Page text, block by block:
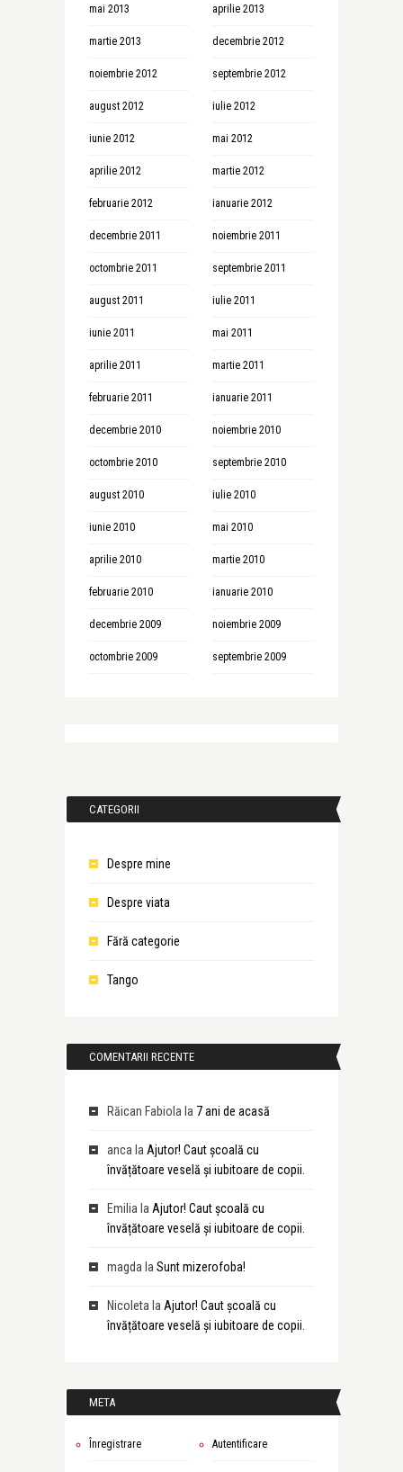
mai 2013 aprilie 2013
martie 2013 decembrie 2012
noiembrie 2012 septembrie 2012
august 2012 iulie 2012
iunie 2012 mai 2012
aprilie 2012 martie 2012
februarie 2012 ianuarie 2012
decembrie 2011 noiembrie 2011
octombrie 2011 septembrie 2011
august 2011 iulie 2011
iunie 2011 mai 2011
aprilie 2011 martie 2011
februarie 2011 ianuarie 2011
decembrie 2010 noiembrie 2010
octombrie 2010 septembrie 2010
august 2010 iulie 2010
iunie 2010 mai 2010
aprilie 2010 martie 2010
februarie 2010 ianuarie 2010
decembrie 2009 noiembrie 2009
octombrie 2009 septembrie 2009
CATEGORII
Despre mine
Despre viata
Fără categorie
Tango
COMENTARII RECENTE
Răican Fabiola la 7 ani de acasă
anca la Ajutor! Caut școală cu
învățătoare veselă și iubitoare de copii.
Emilia la Ajutor! Caut școală cu
învățătoare veselă și iubitoare de copii.
magda la Sunt mizerofoba!
Nicoleta la Ajutor! Caut școală cu
învățătoare veselă și iubitoare de copii.
META
Înregistrare Autentificare